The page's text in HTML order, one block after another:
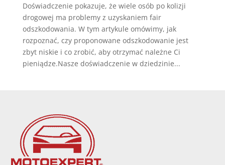
Doświadczenie pokazuje, że wiele osób po kolizji
drogowej ma problemy z uzyskaniem fair
odszkodowania. W tym artykule omówimy, jak
rozpoznać, czy proponowane odszkodowanie jest
zbyt niskie i co zrobić, aby otrzymać należne Ci
pieniądze.Nasze doświadczenie w dziedzinie...